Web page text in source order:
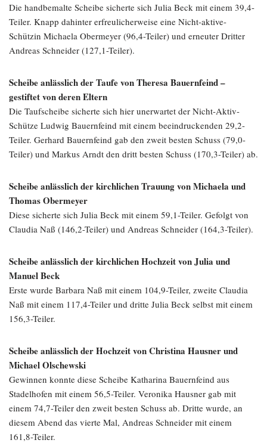
Die handbemalte Scheibe sicherte sich Julia Beck mit einem 39,4-
Teiler. Knapp dahinter erfreulicherweise eine Nicht-aktive-
Schützin Michaela Obermeyer (96,4-Teiler) und erneuter Dritter
Andreas Schneider (127,1-Teiler).
Scheibe anlässlich der Taufe von Theresa Bauernfeind –
gestiftet von deren Eltern
Die Taufscheibe sicherte sich hier unerwartet der Nicht-Aktiv-
Schütze Ludwig Bauernfeind mit einem beeindruckenden 29,2-
Teiler. Gerhard Bauernfeind gab den zweit besten Schuss (79,0-
Teiler) und Markus Arndt den dritt besten Schuss (170,3-Teiler) ab.
Scheibe anlässlich der kirchlichen Trauung von Michaela und
Thomas Obermeyer
Diese sicherte sich Julia Beck mit einem 59,1-Teiler. Gefolgt von
Claudia Naß (146,2-Teiler) und Andreas Schneider (164,3-Teiler).
Scheibe anlässlich der kirchlichen Hochzeit von Julia und
Manuel Beck
Erste wurde Barbara Naß mit einem 104,9-Teiler, zweite Claudia
Naß mit einem 117,4-Teiler und dritte Julia Beck selbst mit einem
156,3-Teiler.
Scheibe anlässlich der Hochzeit von Christina Hausner und
Michael Olschewski
Gewinnen konnte diese Scheibe Katharina Bauernfeind aus
Stadelhofen mit einem 56,5-Teiler. Veronika Hausner gab mit
einem 74,7-Teiler den zweit besten Schuss ab. Dritte wurde, an
diesem Abend das vierte Mal, Andreas Schneider mit einem
161,8-Teiler.